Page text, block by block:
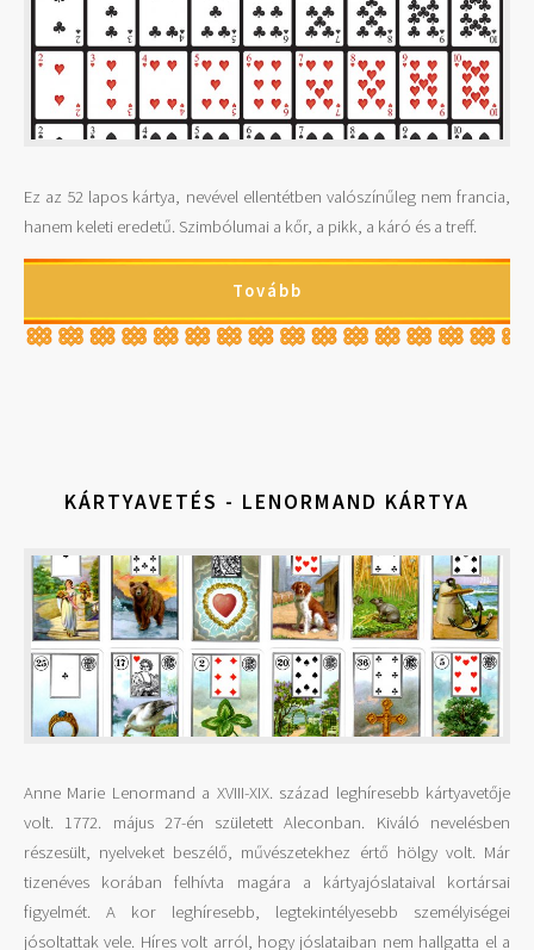
Ez az 52 lapos kártya, nevével ellentétben valószínűleg nem francia,
hanem keleti eredetű. Szimbólumai a kőr, a pikk, a káró és a treff.
Tovább
KÁRTYAVETÉS - LENORMAND KÁRTYA
Anne Marie Lenormand a XVIII-XIX. század leghíresebb kártyavetője
volt. 1772. május 27-én született Aleconban. Kiváló nevelésben
részesült, nyelveket beszélő, művészetekhez értő hölgy volt. Már
tizenéves korában felhívta magára a kártyajóslataival kortársai
figyelmét. A kor leghíresebb, legtekintélyesebb személyiségei
jósoltattak vele. Híres volt arról, hogy jóslataiban nem hallgatta el a